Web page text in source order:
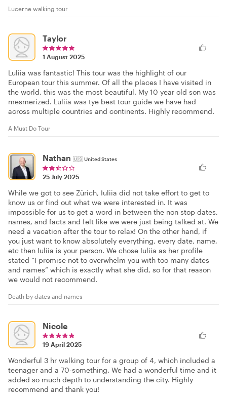
Lucerne walking tour
Taylor
1 August 2025
Luliia was fantastic! This tour was the highlight of our
European tour this summer. Of all the places I have visited in
the world, this was the most beautiful. My 10 year old son was
mesmerized. Luliia was tye best tour guide we have had
across multiple countries and continents. Highly recommend.
A Must Do Tour
Nathan 🇺🇸United States
25 July 2025
While we got to see Zürich, Iuliia did not take effort to get to
know us or find out what we were interested in. It was
impossible for us to get a word in between the non stop dates,
names, and facts and felt like we were just being talked at. We
need a vacation after the tour to relax! On the other hand, if
you just want to know absolutely everything, every date, name,
etc then Iuliia is your person. We chose Iuliia as her profile
stated “I promise not to overwhelm you with too many dates
and names” which is exactly what she did, so for that reason
we would not recommend.
Death by dates and names
Nicole
19 April 2025
Wonderful 3 hr walking tour for a group of 4, which included a
teenager and a 70-something. We had a wonderful time and it
added so much depth to understanding the city. Highly
recommend and thank you!